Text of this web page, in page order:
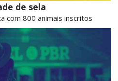
de sela
com 800 animais inscritos